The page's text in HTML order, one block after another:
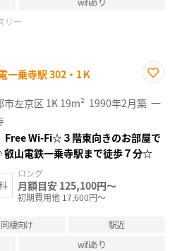
リー
一乗寺駅 302・1Ｋ
に入
り登
市左京区 1K 19m² 1990年2月築 一
Free Wi-Fi☆３階東向きのお部屋で
山電鉄一乗寺駅まで徒歩７分☆
ロング
月額目安 125,100円～
初期費用他 17,600円～
同棲向け
駅近
wifiあり